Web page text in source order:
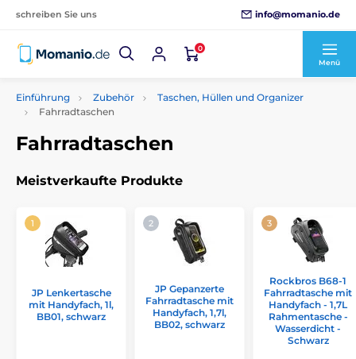
schreiben Sie uns info@momanio.de
0
Menü
Einführung Zubehör
Taschen, Hüllen und Organizer
Fahrradtaschen
Fahrradtaschen
Meistverkaufte Produkte
JP Lenkertasche
mit Handyfach, 1l,
BB01, schwarz
JP Gepanzerte
Fahrradtasche mit
Handyfach, 1,7l,
BB02, schwarz
Rockbros B68-1
Fahrradtasche mit
Handyfach - 1,7L
Rahmentasche -
Wasserdicht -
Schwarz